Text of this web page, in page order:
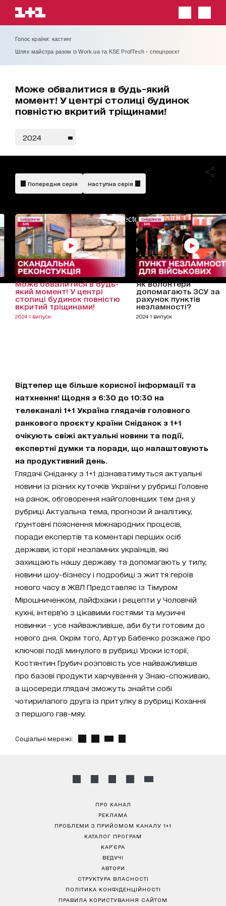
Голос країни: кастинг
Шлях майстра разом із Work.ua та KSE ProfTech - спецпроєкт
Може обвалитися в будь-який
момент! У центрі столиці будинок
повністю вкритий тріщинами!
2024
AdBlockDetected!
Попередня серія Наступна серія
Може обвалитися в будь-
який момент! У центрі
столиці будинок повністю
вкритий тріщинами!
2024 1 випуск
Як волонтери
допомагають ЗСУ за
рахунок пунктів
незламності?
2024 1 випуск
Відтепер ще більше корисної інформації та
натхнення! Щодня з 6:30 до 10:30 на
телеканалі 1+1 Україна глядачів головного
ранкового проєкту країни Сніданок з 1+1
очікують свіжі актуальні новини та події,
експертні думки та поради, що налаштовують
на продуктивний день.
Глядачі Сніданку з 1+1 дізнаватимуться актуальні
новини із різних куточків України у рубриці Головне
на ранок, обговорення найголовніших тем дня у
рубриці Актуальна тема, прогнози й аналітику,
ґрунтовні пояснення міжнародних процесів,
поради експертів та коментарі перших осіб
держави, історії незламних українців, які
захищають нашу державу та допомагають у тилу,
новини шоу-бізнесу і подробиці з життя героїв
нового часу в ЖВЛ Представляє із Тімуром
Мірошниченком, лайфхаки і рецепти у Чоловічій
кухні, інтерв’ю з цікавими гостями та музичні
новинки - усе найважливіше, аби бути готовим до
нового дня. Окрім того, Артур Бабенко розкаже про
ключові події минулого в рубриці Уроки історії,
Костянтин Грубич розповість усе найважливіше
про базові продукти харчування у Знаю-споживаю,
а щосереди глядачі зможуть знайти собі
чотирилапого друга із притулку в рубриці Кохання
з першого гав-мяу.
Соціальні мережі:
ПРО КАНАЛ
РЕКЛАМА
ПРОБЛЕМИ З ПРИЙОМОМ КАНАЛУ 1+1
КАТАЛОГ ПРОГРАМ
КАР’ЄРА
ВЕДУЧІ
АВТОРИ
СТРУКТУРА ВЛАСНОСТІ
ПОЛІТИКА КОНФІДЕНЦІЙНОСТІ
ПРАВИЛА КОРИСТУВАННЯ САЙТОМ